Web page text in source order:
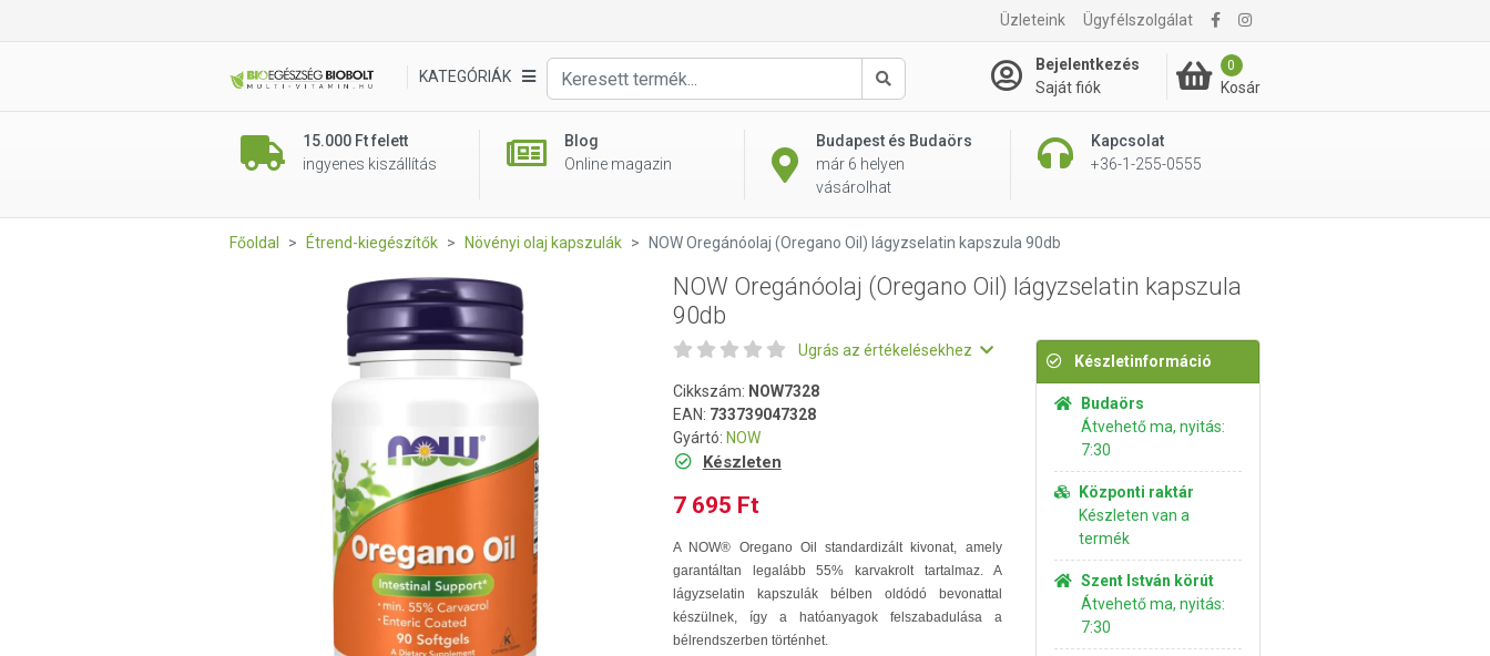
Üzleteink Ügyfélszolgálat
KATEGÓRIÁK
Keresés
Bejelentkezés
Saját fiók
0
Kosár
15.000 Ft felett
ingyenes kiszállítás
Blog
Online magazin
Budapest és Budaörs
már 6 helyen
vásárolhat
Kapcsolat
+36-1-255-0555
7 695 Ft Kosárba rakom
Főoldal Étrend-kiegészítők Növényi olaj kapszulák NOW Oregánóolaj (Oregano Oil) lágyzselatin kapszula 90db
NOW Oregánóolaj (Oregano Oil) lágyzselatin kapszula
90db
Ugrás az értékelésekhez
Cikkszám: NOW7328
EAN: 733739047328
Gyártó: NOW
Készleten
7 695 Ft
A NOW® Oregano Oil standardizált kivonat, amely
garantáltan legalább 55% karvakrolt tartalmaz. A
lágyzselatin kapszulák bélben oldódó bevonattal
készülnek, így a hatóanyagok felszabadulása a
bélrendszerben történhet.
Készletinformáció
Budaörs
Átvehető ma, nyitás:
7:30
Központi raktár
Készleten van a
termék
Szent István körút
Átvehető ma, nyitás:
7:30